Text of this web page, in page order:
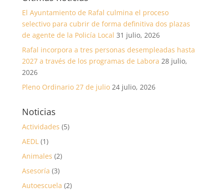
El Ayuntamiento de Rafal culmina el proceso
selectivo para cubrir de forma definitiva dos plazas
de agente de la Policía Local 31 julio, 2026
Rafal incorpora a tres personas desempleadas hasta
2027 a través de los programas de Labora 28 julio,
2026
Pleno Ordinario 27 de julio 24 julio, 2026
Noticias
Actividades (5)
AEDL(1)
Animales (2)
Asesoría (3)
Autoescuela (2)